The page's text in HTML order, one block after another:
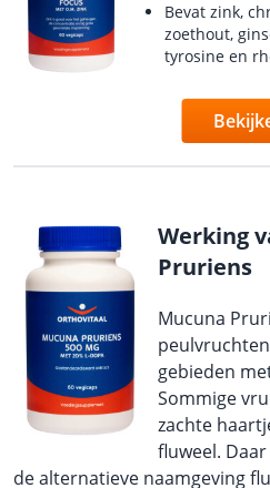
Bevat zink,
zoethout,
tyrosine en
Werking
Pruriens
Mucuna
gebieden
Sommige
zachte
fluweel.
de alternatieve naamgeving